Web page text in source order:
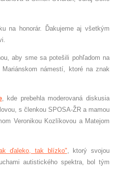
na honorár. Ďakujeme aj všetkým
aby sme sa potešili pohľadom na
námestí, ktoré na znak
, kde prebehla moderovaná diskusia
s členkou SPOSA-ŽR a mamou
Veronikou Kozlíkovou a Matejom
ďaleko, tak blízko" , ktorý svojou
autistického spektra, bol tým